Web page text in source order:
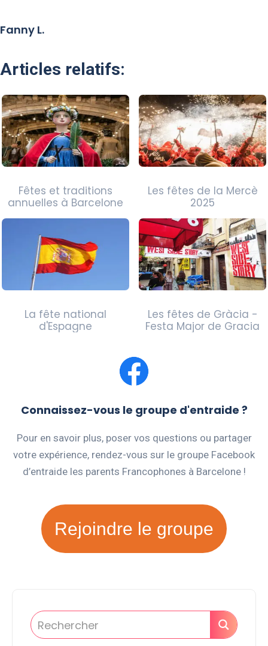
Fanny L.
Articles relatifs:
Fêtes et traditions
annuelles à Barcelone
Les fêtes de la Mercè
2025
La fête national
d'Espagne
Les fêtes de Gràcia -
Festa Major de Gracia
Connaissez-vous le groupe d'entraide ?
Pour en savoir plus, poser vos questions ou partager
votre expérience, rendez-vous sur le groupe Facebook
d’entraide les parents Francophones à Barcelone !
Rejoindre le groupe